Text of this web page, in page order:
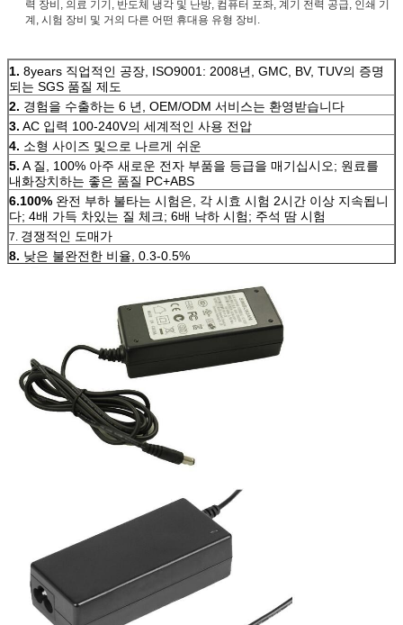
력 장비, 의료 기기, 반도체 냉각 및 난방, 컴퓨터 포좌, 계기 전력 공급, 인쇄 기
계, 시험 장비 및 거의 다른 어떤 휴대용 유형 장비.
1. 8years 직업적인 공장, ISO9001: 2008년, GMC, BV, TUV의 증명
되는 SGS 품질 제도
2. 경험을 수출하는 6 년, OEM/ODM 서비스는 환영받습니다
3. AC 입력 100-240V의 세계적인 사용 전압
4. 소형 사이즈 및으로 나르게 쉬운
5. A 질, 100% 아주 새로운 전자 부품을 등급을 매기십시오; 원료를
내화장치하는 좋은 품질 PC+ABS
6.100% 완전 부하 불타는 시험은, 각 시효 시험 2시간 이상 지속됩니
다; 4배 가득 차있는 질 체크; 6배 낙하 시험; 주석 땀 시험
7. 경쟁적인 도매가
8. 낮은 불완전한 비율, 0.3-0.5%